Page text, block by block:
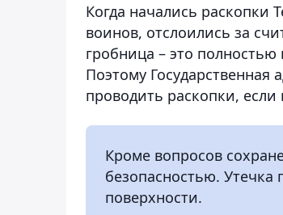
Когда начались
воинов, отслоились за
гробница – это полностью
Поэтому Государственная
проводить раскопки,
Кроме вопросов
безопасностью. Утечка
поверхности.